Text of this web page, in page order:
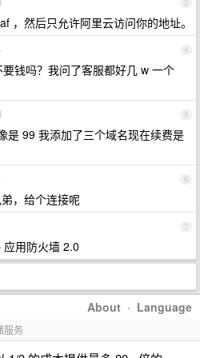
3
，然后只允许阿里云访问你的地址。
4
钱吗？我问了客服都好几 w 一个
5
是 99 我添加了三个域名现在续费是
6
，给个连接呢
7
用防火墙 2.0
About · Language
服务